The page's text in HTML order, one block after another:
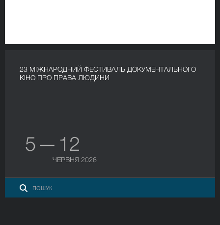
23 МІЖНАРОДНИЙ ФЕСТИВАЛЬ ДОКУМЕНТАЛЬНОГО
КІНО ПРО ПРАВА ЛЮДИНИ
5 — 12
ЧЕРВНЯ 2026